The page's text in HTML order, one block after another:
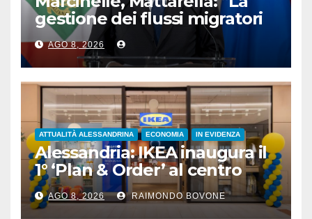
gestione dei flussi migratori
rispetti la dignità delle
persone”
AGO 8, 2026
ATTUALITÀ ALESSANDRINA ECONOMIA IN EVIDENZA
Alessandria: IKEA inaugura il
1° ‘Plan & Order’ al centro
commerciale Panorama
AGO 8, 2026 RAIMONDO BOVONE